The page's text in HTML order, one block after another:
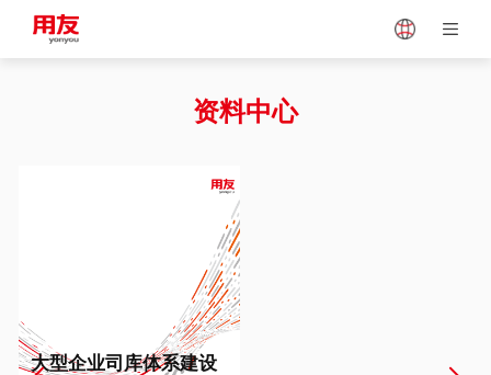
Vietnam
Europe
资料中心
大型企业司库体系建设